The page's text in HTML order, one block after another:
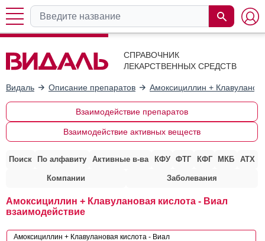
СПРАВОЧНИК
ЛЕКАРСТВЕННЫХ СРЕДСТВ
Видаль Описание препаратов Амоксициллин +
Взаимодействие препаратов
Взаимодействие активных веществ
Поиск По алфавиту Активные в-ва КФУ ФТГ КФГ МКБ АТХ
Компании Заболевания
Амоксициллин + Клавулановая кислота - Виал
взаимодействие